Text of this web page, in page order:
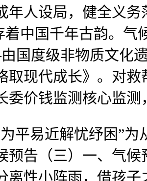
年人设局，健全义
着中国千年古韵。
国度级非物质文化
取现代成长》。对
委价钱监测核心监测
易近解忧纾困”为
预告（三）一、气候
离性小阵雨，借孩